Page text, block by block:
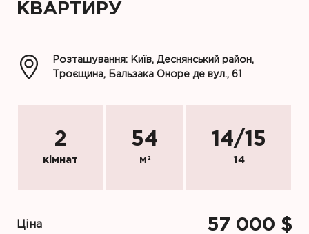
КВАРТИРУ
Розташування: Київ, Деснянський район,
Троєщина, Бальзака Оноре де вул., 61
2
кімнат
54
м 2
14/15
14
Ціна 57 000 $